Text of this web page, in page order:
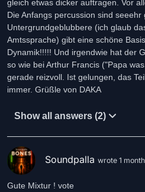
gleich etwas dicker auftragen. Vor
Die Anfangs percussion sind seeehr
Untergrundgeblubbere (ich glaub
Amtssprache) gibt eine schöne
Dynamik!!!!! Und irgendwie hat der
so wie bei Arthur Francis ("Papa
gerade reizvoll. Ist gelungen, das
immer. Grüßle von DAKA
Show all answers (2)
Soundpalla wrote 1
Gute Mixtur ! vote